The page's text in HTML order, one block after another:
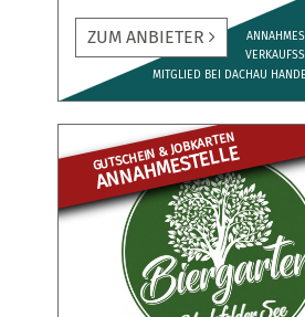
ZUM ANBIETER
MITGLIED BEI DACHAU
GUTSCHEIN & JOBKARTEN
ANNAHME­STELLE